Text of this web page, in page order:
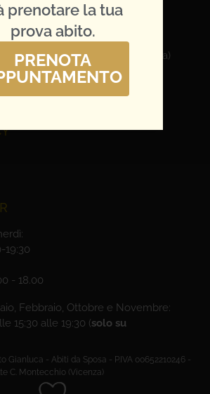
di Montecchio Maggiore (Vicenza)
19:30
- 18.00
Febbraio, Ottobre e Novembre:
15:30 alle 19:30 (solo su
Gianluca - Abiti da Sposa - P.IVA 00652210246 -
C. Montecchio (Vicenza)
prenotare la tua
prova abito.
PRENOTA